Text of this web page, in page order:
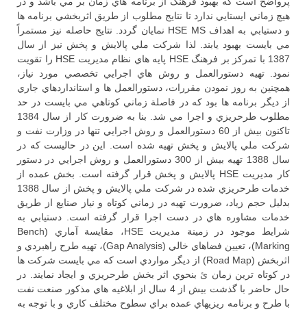
هيچ زماني ايستايي ندارد تا نتايج مطلوب از طريق اثربخشي برنامه ها
و دستيابي به اهداف HSE MS نمايان گردد. نتايج حاصله نيز مستمراً
مي بايست بهبود يابند. لذا شركت ملي پالايش و پخش نيز از سال
1387 با تمركز بر فرهنگ HSE پايه هاي نظام مديريت HSE را تقويت
نمود. تهيه دستورالعمل و روش هاي اجرايي تخصصي مورد نياز،
همچنين به روز نمودن مقررات، دستورالعمل ها و استانداردهاي جاري
از ديگر برنامه ها بود كه در فاصلة زماني كوتاهي مي بايست در حد
مطلوب طرحريزي و اجرا مي شد. بنا به ضرورت كار از سال 1384
تاكنون بيش از 60 دستورالعمل و روش اجرايي تنها در وزارت نفت و
شركت ملي پالايش و پخش تهيه شده است. اين در حاليست كه در
سال 1388 تهيه بيش از 300 دستورالعمل و روش اجرايي در دستور
كار مديريت HSE پالايش و پخش قرار گرفته است. بخش عمده از
خدمات طرحريزي شده در شركت ملي پالايش و پخش از سال 1388
بدليل حجم زياد، ضرورت تهيه در زماني كوتاه و نياز صنايع از طريق
خدمات مشاوره هاي در دست اجرا قرار گرفته است. دستيابي به
شرايط موجود در زمينة مديريت HSE، مقايسة آماري (Bench
Marking)، تعيين فضاهاي خالي (Gap Analysis)، تهيه طرح راهبردي و
اثربخش (Road Map) از ديگر مواردي است كه مي بايست شركت ها
در كوتاه ترين زمان ئ بنحوي اثر بخش طرحريزي و ايجاد نمايند. در
حال حاضر با گذشت بيش از 4 سال از ابلاغيه هاي مذكور صنعت نفت
با طرح و برنامه ريزيهاي عمده براي سطوح مختلف كاري و با توجه به